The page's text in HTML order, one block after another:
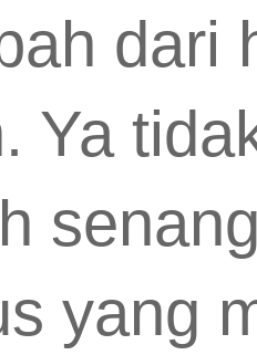
dari
Ya
yang